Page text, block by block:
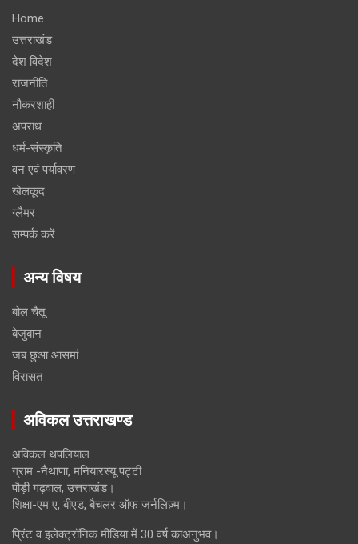
Home
उत्तराखंड
देश विदेश
राजनीति
नौकरशाही
अपराध
धर्म-संस्कृति
वन एवं पर्यावरण
खेलकूद
ग्लैमर
सम्पर्क करें
अन्य विषय
बोल चैतू
बेजुबान
जब छुआ आसमां
विरासत
अविकल उत्तराखण्ड
अविकल थपलियाल
ग्राम -नैथाणा, मनियारस्यू पट्टी
पौड़ी गढ़वाल, उत्तराखंड।
शिक्षा-एम ए, बीएड, बैचलर ऑफ जर्नलिज़्म।
प्रिंट व इलेक्ट्रॉनिक मीडिया में 30 वर्ष काअनुभव।